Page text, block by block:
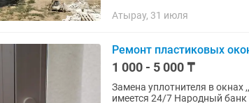
Атырау, 31 июля
Ремонт пластиковых
1 000 - 5 000 ₸
Замена уплотнителя в окнах ,, резинок,, Замена ручки и
имеется 24/7 Народный